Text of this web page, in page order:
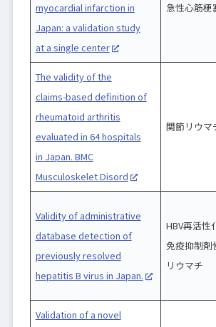
myocardial infarction in
Japan: a validation study
at a single center
急性心筋梗
The validity of the
claims-based definition of
rheumatoid arthritis
evaluated in 64 hospitals
in Japan. BMC
Musculoskelet Disord
関節リウマ
Validity of administrative
database detection of
previously resolved
hepatitis B virus in Japan.
HBV再活性
免疫抑制剤
リウマチ
Validation of a novel